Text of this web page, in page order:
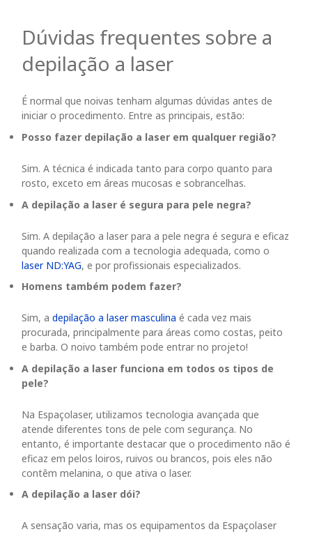
Dúvidas frequentes sobre a
depilação a laser
É normal que noivas tenham algumas dúvidas antes de
iniciar o procedimento. Entre as principais, estão:
Posso fazer depilação a laser em qualquer região?
Sim. A técnica é indicada tanto para corpo quanto para
rosto, exceto em áreas mucosas e sobrancelhas.
A depilação a laser é segura para pele negra?
Sim. A depilação a laser para a pele negra é segura e eficaz
quando realizada com a tecnologia adequada, como o
laser ND:YAG, e por profissionais especializados.
Homens também podem fazer?
Sim, a depilação a laser masculina é cada vez mais
procurada, principalmente para áreas como costas, peito
e barba. O noivo também pode entrar no projeto!
A depilação a laser funciona em todos os tipos de
pele?
Na Espaçolaser, utilizamos tecnologia avançada que
atende diferentes tons de pele com segurança. No
entanto, é importante destacar que o procedimento não é
eficaz em pelos loiros, ruivos ou brancos, pois eles não
contêm melanina, o que ativa o laser.
A depilação a laser dói?
A sensação varia, mas os equipamentos da Espaçolaser